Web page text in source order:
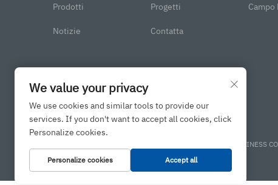
Prodotti Progetti
Notizie Contatta
Campo
Copyright © 2025 di JINAN BINGXIN INTERNATIONAL BUSINESS
We value your privacy
We use cookies and similar tools to provide our
services. If you don't want to accept all cookies, click
Personalize cookies.
Personalize cookies Accept all